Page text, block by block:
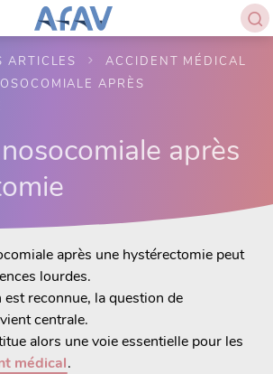
ARTICLES
ACCIDENT MÉDICAL
APRÈS
après
après une hystérectomie peut
lourdes.
est reconnue, la question de
centrale.
alors une voie essentielle pour les
médical.